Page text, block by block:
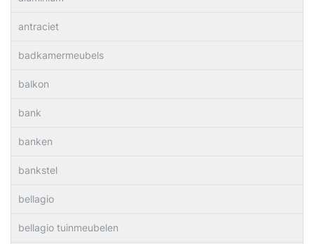
antraciet
badkamermeubels
balkon
bank
banken
bankstel
bellagio
bellagio tuinmeubelen